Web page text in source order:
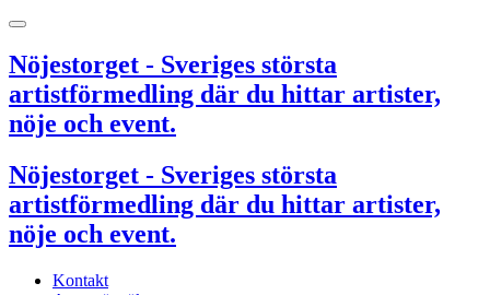
Nöjestorget - Sveriges största
artistförmedling där du hittar artister,
nöje och event.
Nöjestorget - Sveriges största
artistförmedling där du hittar artister,
nöje och event.
Kontakt